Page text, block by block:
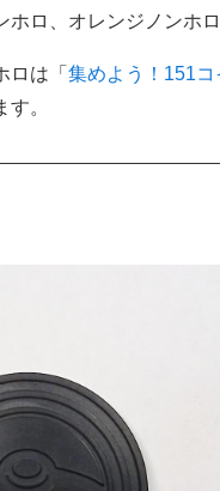
ホロ、オレンジノンホ
ロは「 集めよう！151コ
。